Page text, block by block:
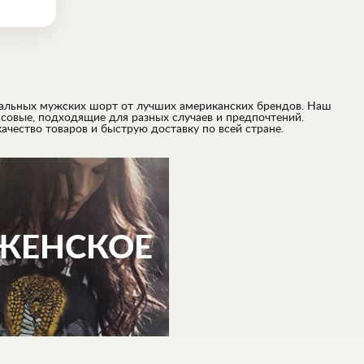
мужских шорт от лучших американских брендов. Наш
подходящие для разных случаев и предпочтений.
товаров и быструю доставку по всей стране.